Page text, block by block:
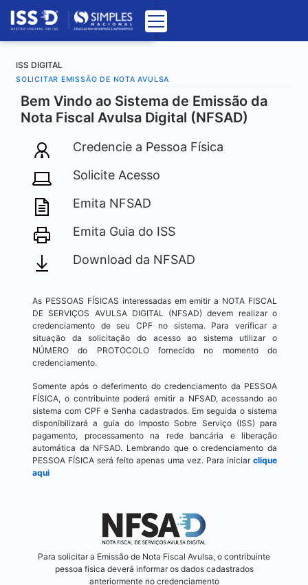
ISS DIGITAL
SOLICITAR EMISSÃO DE NOTA AVULSA
Bem Vindo ao Sistema de Emissão da
Nota Fiscal Avulsa Digital (NFSAD)
Credencie a Pessoa Física
Solicite Acesso
Emita NFSAD
Emita Guia do ISS
Download da NFSAD
As PESSOAS FÍSICAS interessadas em emitir a NOTA FISCAL
DE SERVIÇOS AVULSA DIGITAL (NFSAD) devem realizar o
credenciamento de seu CPF no sistema. Para verificar a
situação da solicitação do acesso ao sistema utilizar o
NÚMERO do PROTOCOLO fornecido no momento do
credenciamento.
Somente após o deferimento do credenciamento da PESSOA
FÍSICA, o contribuinte poderá emitir a NFSAD, acessando ao
sistema com CPF e Senha cadastrados. Em seguida o sistema
disponibilizará a guia do Imposto Sobre Serviço (ISS) para
pagamento, processamento na rede bancária e liberação
automática da NFSAD. Lembrando que o credenciamento da
PESSOA FÍSICA será feito apenas uma vez. Para iniciar clique
aqui
Para solicitar a Emissão de Nota Fiscal Avulsa, o contribuinte
pessoa física deverá informar os dados cadastrados
anteriormente no credenciamento